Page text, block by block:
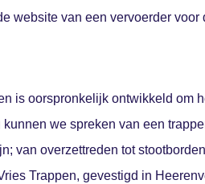
website van een vervoerder voor
is oorspronkelijk ontwikkeld om
we spreken van een
van overzettreden tot
Trappen, gevestigd in